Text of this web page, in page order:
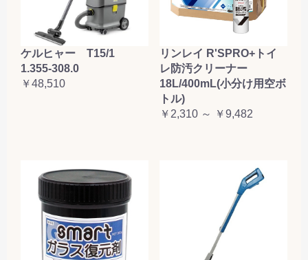
ケルヒャー T15/1
1.355-308.0
￥48,510
リンレイ R'SPRO+トイ
レ防汚クリーナー
18L/400mL(小分け用空ボ
トル)
￥2,310 ～ ￥9,482